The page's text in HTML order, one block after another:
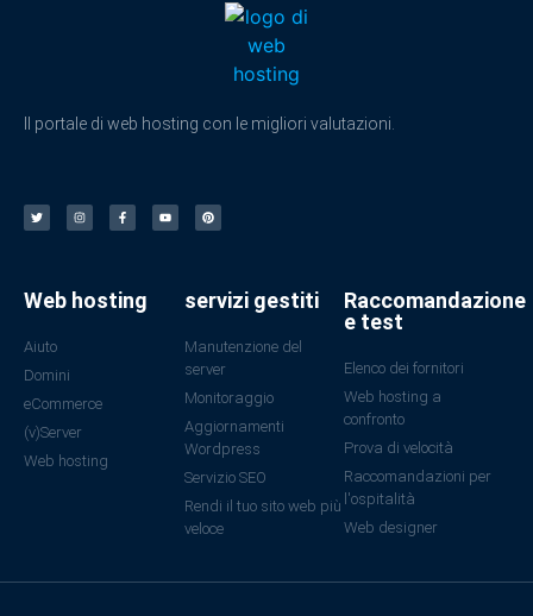
Il portale di web hosting con le migliori valutazioni.
Web hosting
Aiuto
Domini
eCommerce
(v)Server
Web hosting
servizi gestiti
Manutenzione del
server
Monitoraggio
Aggiornamenti
Wordpress
Servizio SEO
Rendi il tuo sito web più
veloce
Raccomandazione
e test
Elenco dei fornitori
Web hosting a
confronto
Prova di velocità
Raccomandazioni per
l'ospitalità
Web designer